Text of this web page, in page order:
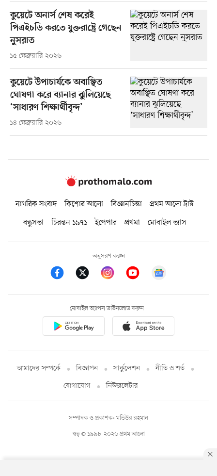
কুয়েটে অনার্স শেষ করেই
পিএইচডি করতে যুক্তরাষ্ট্রে গেছেন
নুসরাত
১৫ ফেব্রুয়ারি ২০২৬
কুয়েটে উপাচার্যকে অবাঞ্ছিত
ঘোষণা করে ব্যানার ঝুলিয়েছে
‘সাধারণ শিক্ষার্থীবৃন্দ’
১৪ ফেব্রুয়ারি ২০২৬
নাগরিক সংবাদ কিশোর আলো বিজ্ঞানচিন্তা
প্রথম আলো ট্রাস্ট
বন্ধুসভা
চিরন্তন ১৯৭১ ইপেপার প্রথমা মোবাইল ভ্যাস
অনুসরণ করুন
মোবাইল অ্যাপস ডাউনলোড করুন
আমাদের সম্পর্কে বিজ্ঞাপন সার্কুলেশন
নীতি ও শর্ত
যোগাযোগ
নিউজলেটার
স্বত্ব © ১৯৯৮-২০২৬ প্রথম আলো
সম্পাদক ও প্রকাশক: মতিউর রহমান